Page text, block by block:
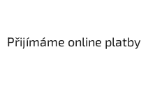
Přijímáme online platby